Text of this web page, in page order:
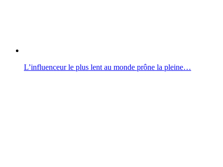
L’influenceur le plus lent au monde prône la pleine…